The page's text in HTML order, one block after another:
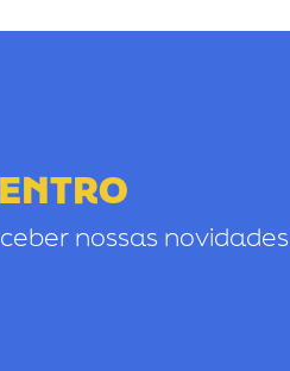
nossas novidades